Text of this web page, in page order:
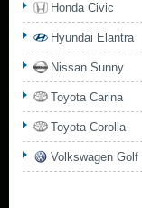
Honda Civic
Hyundai Elantra
Nissan Sunny
Toyota Carina
Toyota Corolla
Volkswagen Golf